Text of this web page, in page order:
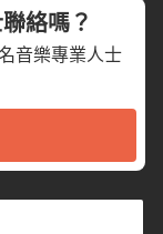
絡嗎？
音樂專業人士